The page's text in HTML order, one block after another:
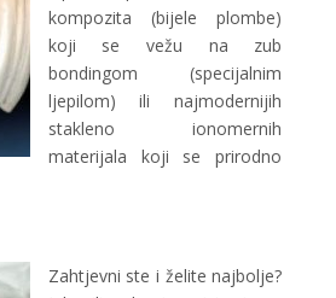
kompozita (bijele plombe)
koji se vežu na zub
bondingom (specijalnim
ljepilom) ili najmodernijih
stakleno ionomernih
materijala koji se prirodno
Zahtjevni ste i želite najbolje?